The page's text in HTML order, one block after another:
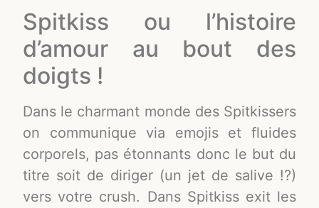
Spitkiss ou l’histoire
d’amour au bout des
doigts !
Dans le charmant monde des Spitkissers
on communique via emojis et fluides
corporels, pas étonnants donc le but du
titre soit de diriger (un jet de salive !?)
vers votre crush. Dans Spitkiss exit les